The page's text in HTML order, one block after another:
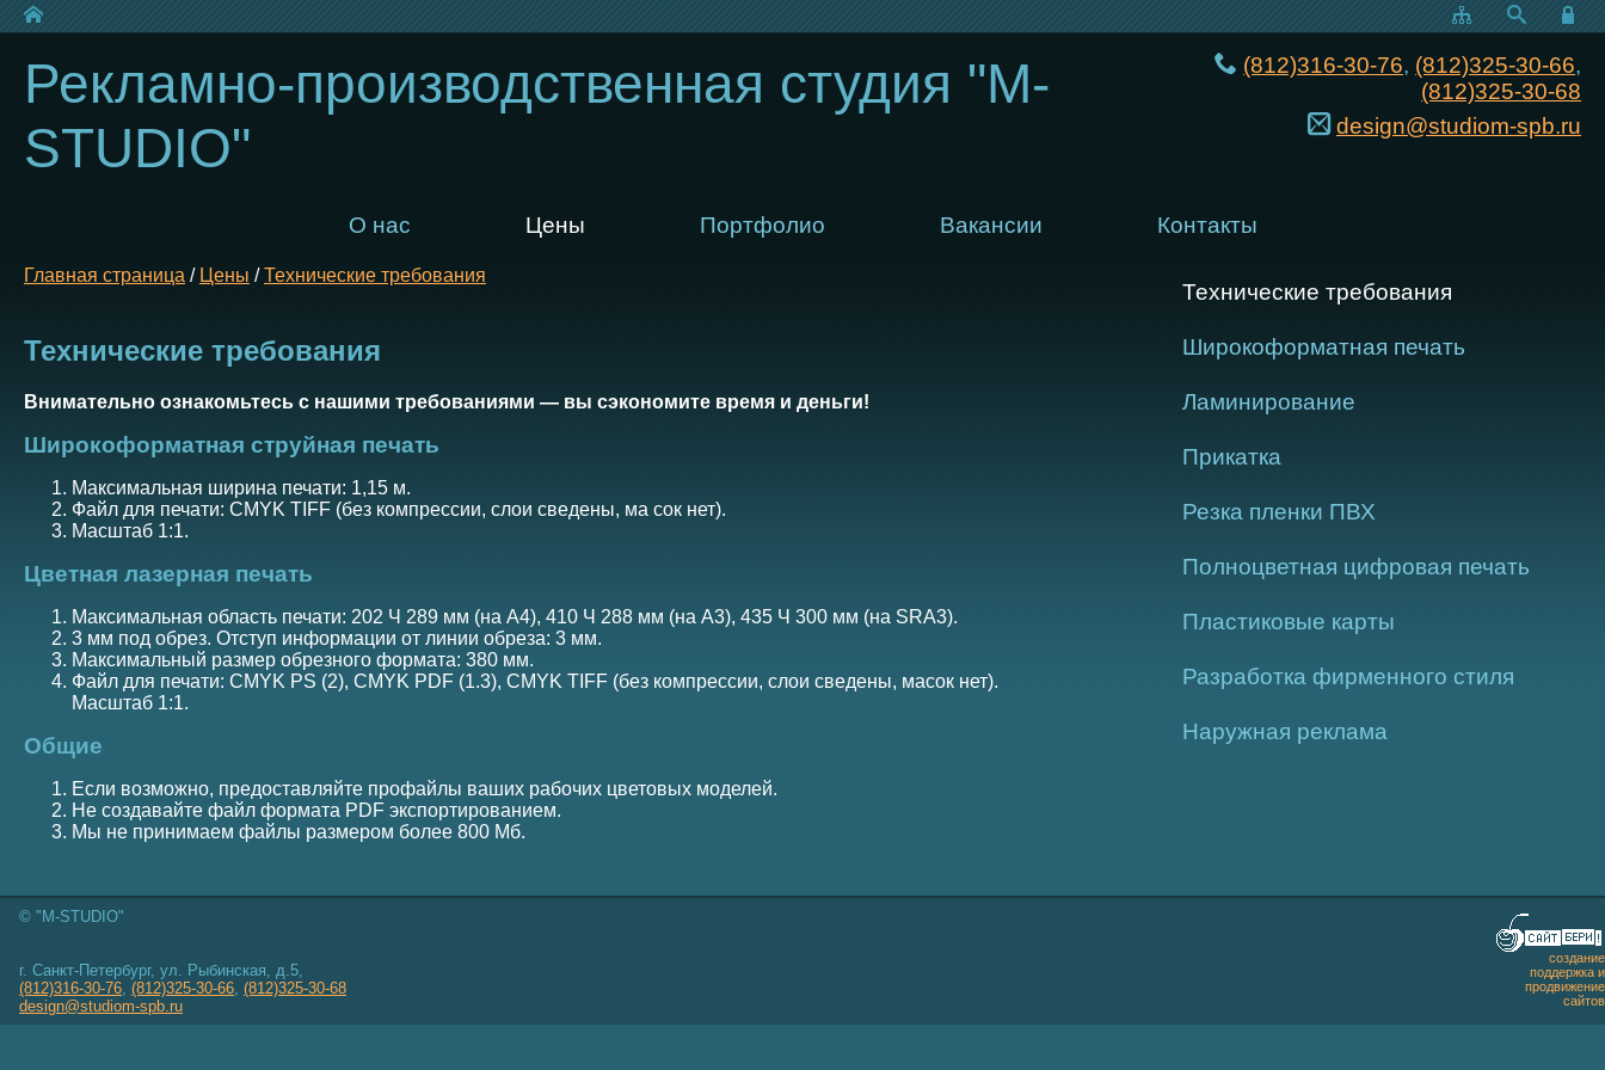
Рекламно-производственная студия "M-
STUDIO"
(812)316-30-76, (812)325-30-66,
(812)325-30-68
design@studiom-spb.ru
О нас Цены Портфолио Вакансии Контакты
Главная страница / Цены /Технические требования
Технические требования
Внимательно ознакомьтесь с нашими требованиями — вы сэкономите время и деньги!
Широкоформатная струйная печать
Максимальная ширина печати: 1,15 м.
Файл для печати: CMYK TIFF (без компрессии, слои сведены, ма сок нет).
Масштаб 1:1.
Цветная лазерная печать
Максимальная область печати: 202 Ч 289 мм (на А4), 410 Ч 288 мм (на А3), 435 Ч 300 мм (на SRA3).
3 мм под обрез. Отступ информации от линии обреза: 3 мм.
Максимальный размер обрезного формата: 380 мм.
Файл для печати: CMYK PS (2), CMYK PDF (1.3), CMYK TIFF (без компрессии, слои сведены, масок нет).
Масштаб 1:1.
Общие
Если возможно, предоставляйте профайлы ваших рабочих цветовых моделей.
Не создавайте файл формата PDF экспортированием.
Мы не принимаем файлы размером более 800 Мб.
Технические требования
Широкоформатная печать
Ламинирование
Прикатка
Резка пленки ПВХ
Полноцветная цифровая печать
Пластиковые карты
Разработка фирменного стиля
Наружная реклама
© "M-STUDIO"
г. Санкт-Петербург, ул. Рыбинская, д.5,
(812)316-30-76 (812)325-30-66 (812)325-30-68
design@studiom-spb.ru
создание
поддержка и
продвижение
сайтов